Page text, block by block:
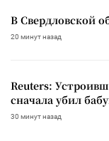
В Свердловской
20 минут назад
Reuters:
сначала убил
30 минут назад